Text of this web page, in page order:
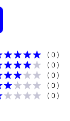
( 0 )
( 0 )
( 0 )
( 0 )
( 0 )